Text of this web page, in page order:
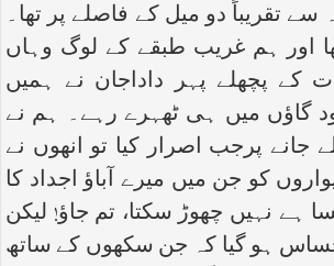
سے تقریباً دو میل کے فاصلے پر تھا۔
اور ہم غریب طبقے کے لوگ وہاں
کے پچھلے پہر داداجان نے ہمیں
گاؤں میں ہی ٹھہرے رہے۔ ہم نے
جانے پرجب اصرار کیا تو انھوں نے
کو جن میں میرے آباؤ اجداد کا
ہے نہیں چھوڑ سکتا، تم جاؤ! لیکن
ہو گیا کہ جن سکھوں کے ساتھ